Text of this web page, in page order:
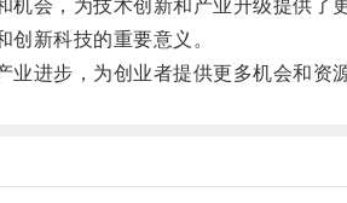
会，为技术创新和产业升级提供了更
新科技的重要意义。
步，为创业者提供更多机会和资